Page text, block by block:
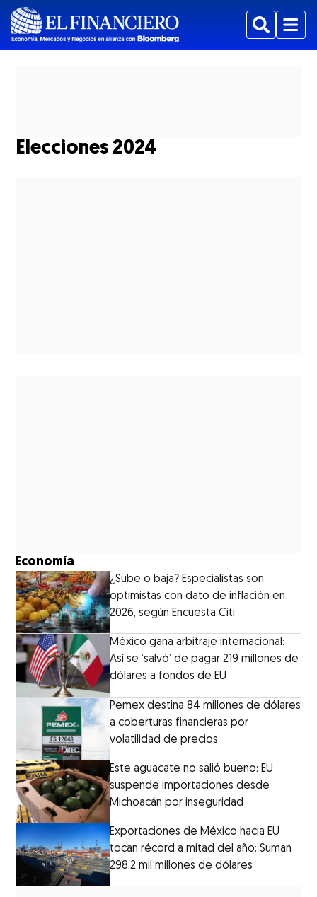
BuscarMenu
Elecciones 2024
Economía
¿Sube o baja? Especialistas son
optimistas con dato de inflación en
2026, según Encuesta Citi
México gana arbitraje internacional:
Así se ‘salvó’ de pagar 219 millones de
dólares a fondos de EU
Pemex destina 84 millones de dólares
a coberturas financieras por
volatilidad de precios
Este aguacate no salió bueno: EU
suspende importaciones desde
Michoacán por inseguridad
Exportaciones de México hacia EU
tocan récord a mitad del año: Suman
298.2 mil millones de dólares